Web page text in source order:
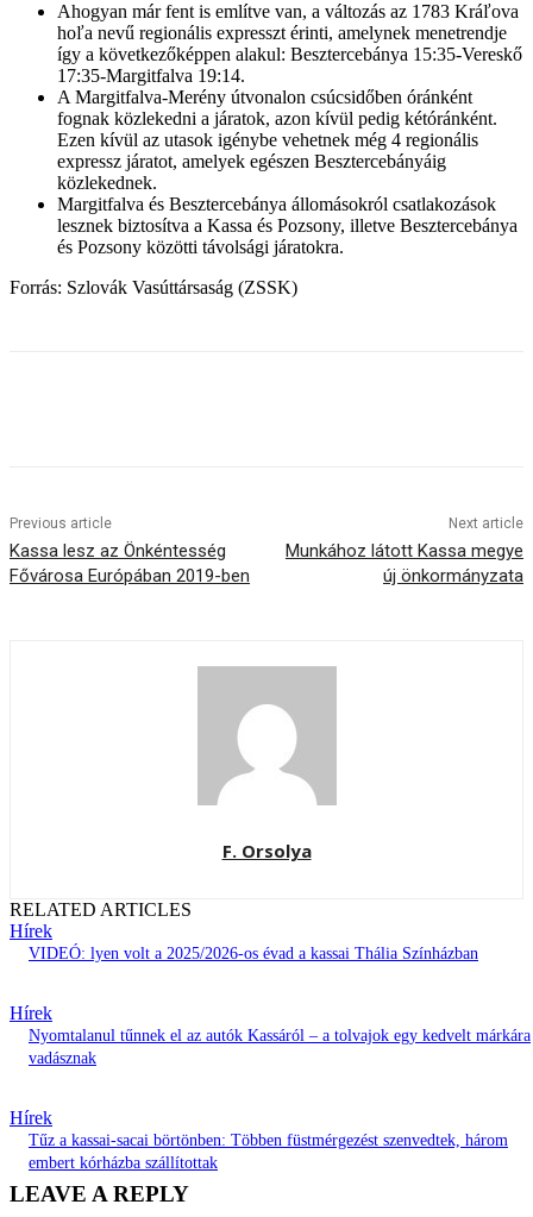
Ahogyan már fent is említve van, a változás az 1783 Kráľova
hoľa nevű regionális expresszt érinti, amelynek menetrendje
így a következőképpen alakul: Besztercebánya 15:35-Vereskő
17:35-Margitfalva 19:14.
A Margitfalva-Merény útvonalon csúcsidőben óránként
fognak közlekedni a járatok, azon kívül pedig kétóránként.
Ezen kívül az utasok igénybe vehetnek még 4 regionális
expressz járatot, amelyek egészen Besztercebányáig
közlekednek.
Margitfalva és Besztercebánya állomásokról csatlakozások
lesznek biztosítva a Kassa és Pozsony, illetve Besztercebánya
és Pozsony közötti távolsági járatokra.
Forrás: Szlovák Vasúttársaság (ZSSK)
Previous article
Kassa lesz az Önkéntesség
Fővárosa Európában 2019-ben
Next article
Munkához látott Kassa megye
új önkormányzata
F. Orsolya
RELATED ARTICLES
Hírek
VIDEÓ: lyen volt a 2025/2026-os évad a kassai Thália Színházban
Hírek
Nyomtalanul tűnnek el az autók Kassáról – a tolvajok egy kedvelt márkára
vadásznak
Hírek
Tűz a kassai-sacai börtönben: Többen füstmérgezést szenvedtek, három
embert kórházba szállítottak
LEAVE A REPLY